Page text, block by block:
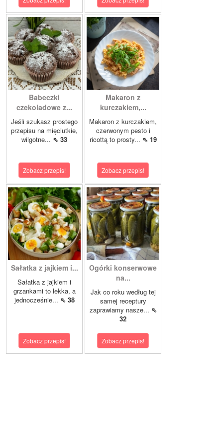
Babeczki
czekoladowe z...
Jeśli szukasz prostego
przepisu na mięciutkie,
wilgotne... ⇖ 33
Zobacz przepis!
Makaron z
kurczakiem,...
Makaron z kurczakiem,
czerwonym pesto i
ricottą to prosty... ⇖ 19
Zobacz przepis!
Sałatka z jajkiem i...
Sałatka z jajkiem i
grzankami to lekka, a
jednocześnie... ⇖ 38
Zobacz przepis!
Ogórki konserwowe
na...
Jak co roku według tej
samej receptury
zaprawiamy nasze... ⇖
32
Zobacz przepis!